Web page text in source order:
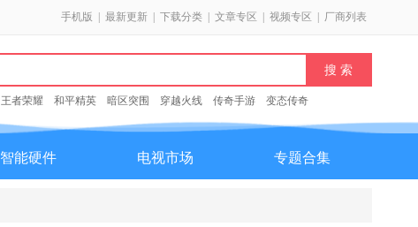
手机版 最新更新 下载分类 文章专区 视频专区 厂商列表
王者荣耀 和平精英 暗区突围 穿越火线 传奇手游 变态传奇
智能硬件 电视市场 专题合集